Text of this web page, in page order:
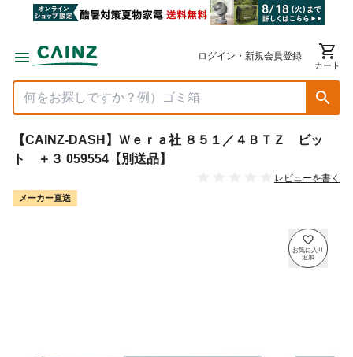
ログイン・新規会員登録
カート
【CAINZ-DASH】Ｗｅｒａ社 ８５１／４ＢＴＺ ビッ
ト ＋３ 059554【別送品】
レビューを書く
メーカー直送